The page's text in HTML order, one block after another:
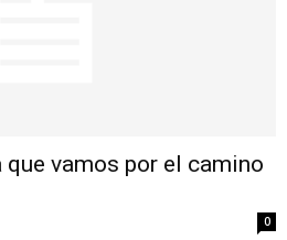
que vamos por el camino
0